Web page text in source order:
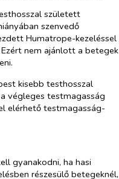
született
szenvedő
Humatrope-kezeléssel
nem ajánlott a betegek
kisebb testhosszal
végleges testmagasság
elérhető testmagasság-
gyanakodni, ha hasi
részesülő betegeknél,